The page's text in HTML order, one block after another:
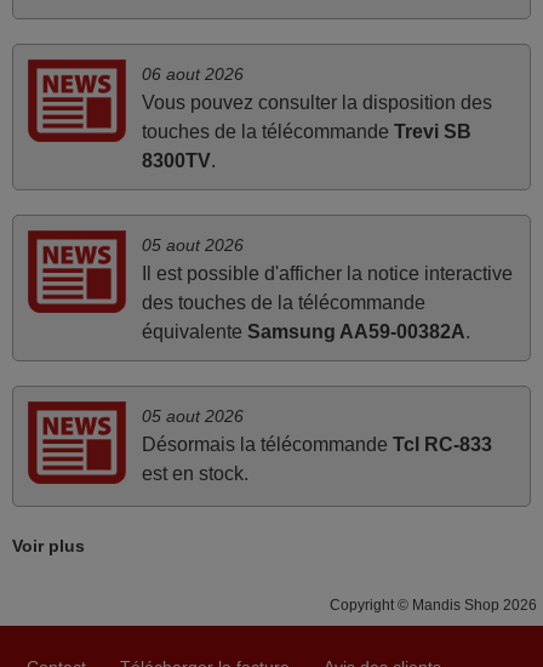
FRANCE
mars 2026
Je suis très content de cet achat. Cette télécommande est
d'une efficacité étonnante. Alors que la télécommande
changer), et que certains boutons sur le Combiné Radio-
K7-DVD étaient inopérants. Voilà de quoi donner une
seconde vie à mes deux Panasonic haut de gamme des
années 90
FRANCE
mars 2026
06 aout 2026
Vous pouvez consulter la disposition des
touches de la télécommande Trevi SB
8300TV.
05 aout 2026
Il est possible d'afficher la notice interactive
des touches de la télécommande
équivalente Samsung AA59-00382A.
05 aout 2026
Désormais la télécommande Tcl RC-833
est en stock.
Voir plus
Copyright © Mandis Shop 2026